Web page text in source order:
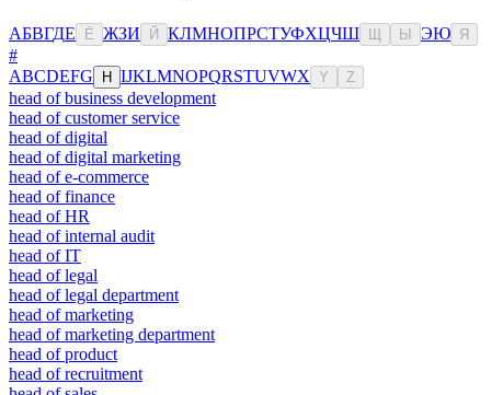
АБВГДЕ Ё ЖЗИ Й КЛМНОПРСТУФХЦЧШ Ы ЭЮ Я
#
ABCDEFG H IJKLMNOPQRSTUVWX Y Z
head of business development
head of customer service
head of digital
head of digital marketing
head of e-commerce
head of finance
head of HR
head of internal audit
head of IT
head of legal
head of legal department
head of marketing
head of marketing department
head of product
head of recruitment